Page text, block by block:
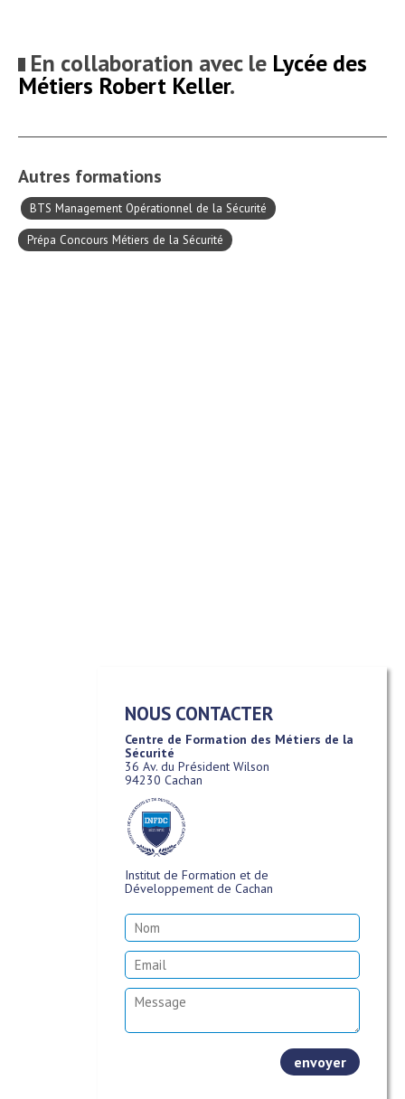
En collaboration avec le Lycée des
Métiers Robert Keller.
Autres formations
BTS Management Opérationnel de la Sécurité
Prépa Concours Métiers de la Sécurité
NOUS CONTACTER
Centre de Formation des Métiers de la
Sécurité
36 Av. du Président Wilson
94230 Cachan
Institut de Formation et de
Développement de Cachan